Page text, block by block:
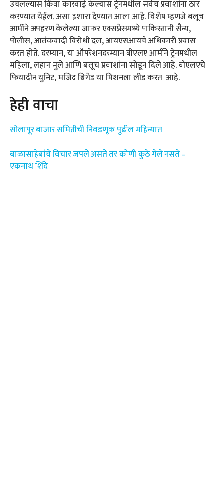
उचलल्यास किंवा कारवाई केल्यास ट्रेनमधील सर्वच प्रवाशांना ठार
करण्यात येईल, असा इशारा देण्यात आला आहे. विशेष म्हणजे बलूच
आर्मीने अपहरण केलेल्या जाफर एक्सप्रेसमध्ये पाकिस्तानी सैन्य,
पोलीस, आतंकवादी विरोधी दल, आयएसआयचे अधिकारी प्रवास
करत होते. दरम्यान, या ऑपरेशनदरम्यान बीएलए आर्मीने ट्रेनमधील
महिला, लहान मुले आणि बलूच प्रवाशांना सोडून दिले आहे. बीएलएचे
फियादीन युनिट, मजिद ब्रिगेड या मिशनला लीड करत आहे.
हेही वाचा
सोलापूर बाजार समितीची निवडणूक पुढील महिन्यात
बाळासाहेबांचे विचार जपले असते तर कोणी कुठे गेले नसते –
एकनाथ शिंदे